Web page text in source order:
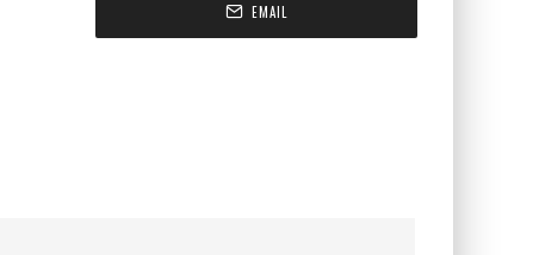
EMAIL